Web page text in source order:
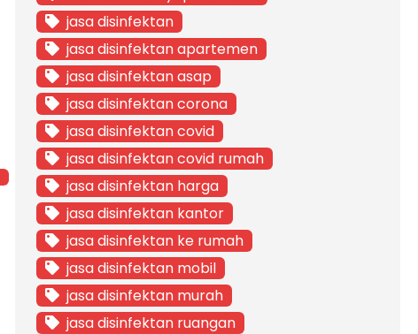
jasa disinfektan
jasa disinfektan apartemen
jasa disinfektan asap
jasa disinfektan corona
jasa disinfektan covid
jasa disinfektan covid rumah
jasa disinfektan harga
jasa disinfektan kantor
jasa disinfektan ke rumah
jasa disinfektan mobil
jasa disinfektan murah
jasa disinfektan ruangan